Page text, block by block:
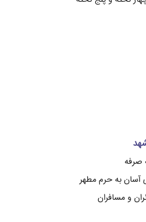
صرفه
آسان به حرم مطهر
و مسافران